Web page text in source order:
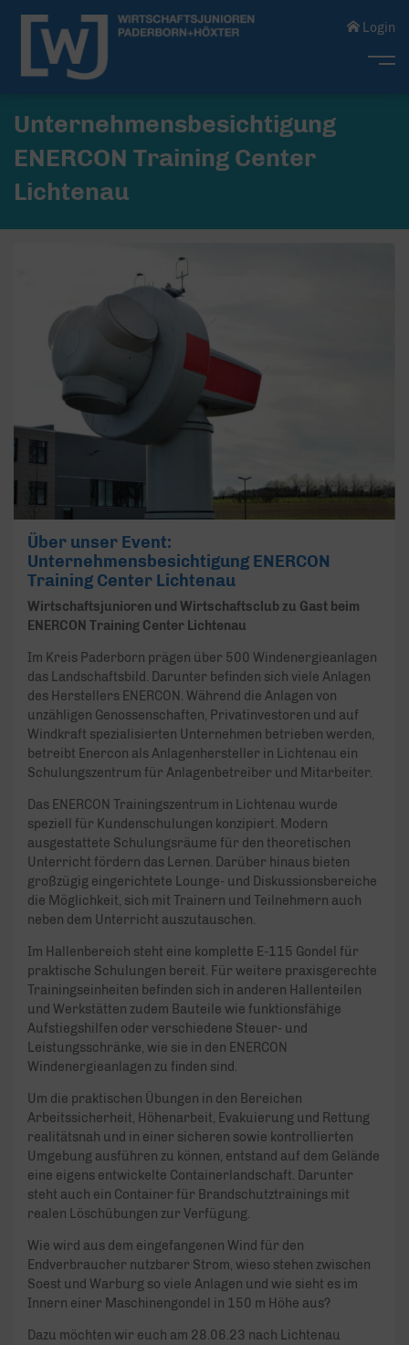
Login
Unternehmensbesichtigung
ENERCON Training Center
Lichtenau
Über unser Event:
Unternehmensbesichtigung ENERCON
Training Center Lichtenau
Wirtschaftsjunioren und Wirtschaftsclub zu Gast beim
ENERCON Training Center Lichtenau
Im Kreis Paderborn prägen über 500 Windenergieanlagen
das Landschaftsbild. Darunter befinden sich viele Anlagen
des Herstellers ENERCON. Während die Anlagen von
unzähligen Genossenschaften, Privatinvestoren und auf
Windkraft spezialisierten Unternehmen betrieben werden,
betreibt Enercon als Anlagenhersteller in Lichtenau ein
Schulungszentrum für Anlagenbetreiber und Mitarbeiter.
Das ENERCON Trainingszentrum in Lichtenau wurde
speziell für Kundenschulungen konzipiert. Modern
ausgestattete Schulungsräume für den theoretischen
Unterricht fördern das Lernen. Darüber hinaus bieten
großzügig eingerichtete Lounge- und Diskussionsbereiche
die Möglichkeit, sich mit Trainern und Teilnehmern auch
neben dem Unterricht auszutauschen.
Im Hallenbereich steht eine komplette E-115 Gondel für
praktische Schulungen bereit. Für weitere praxisgerechte
Trainingseinheiten befinden sich in anderen Hallenteilen
und Werkstätten zudem Bauteile wie funktionsfähige
Aufstiegshilfen oder verschiedene Steuer- und
Leistungsschränke, wie sie in den ENERCON
Windenergieanlagen zu finden sind.
Um die praktischen Übungen in den Bereichen
Arbeitssicherheit, Höhenarbeit, Evakuierung und Rettung
realitätsnah und in einer sicheren sowie kontrollierten
Umgebung ausführen zu können, entstand auf dem Gelände
eine eigens entwickelte Containerlandschaft. Darunter
steht auch ein Container für Brandschutztrainings mit
realen Löschübungen zur Verfügung.
Wie wird aus dem eingefangenen Wind für den
Endverbraucher nutzbarer Strom, wieso stehen zwischen
Soest und Warburg so viele Anlagen und wie sieht es im
Innern einer Maschinengondel in 150 m Höhe aus?
Dazu möchten wir euch am 28.06.23 nach Lichtenau